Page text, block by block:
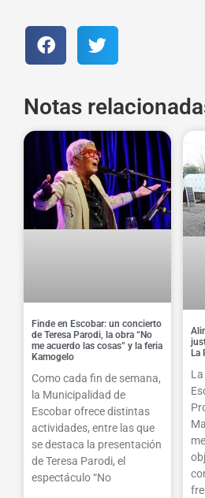
Notas
Finde en Escobar: un concierto
de Teresa Parodi, la obra “No
me acuerdo las cosas” y la feria
Kamogelo
Como cada fin de semana,
la Municipalidad de
Escobar ofrece distintas
actividades, entre las que
se destaca la presentación
de Teresa Parodi, el
espectáculo “No
La